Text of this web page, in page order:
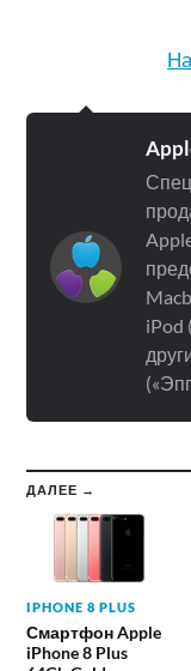
iPod
ДАЛЕЕ →
IPHONE 8 PLUS
Смартфон Apple
iPhone 8 Plus